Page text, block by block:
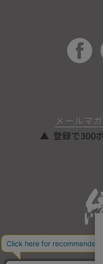
メールマ
登録で300